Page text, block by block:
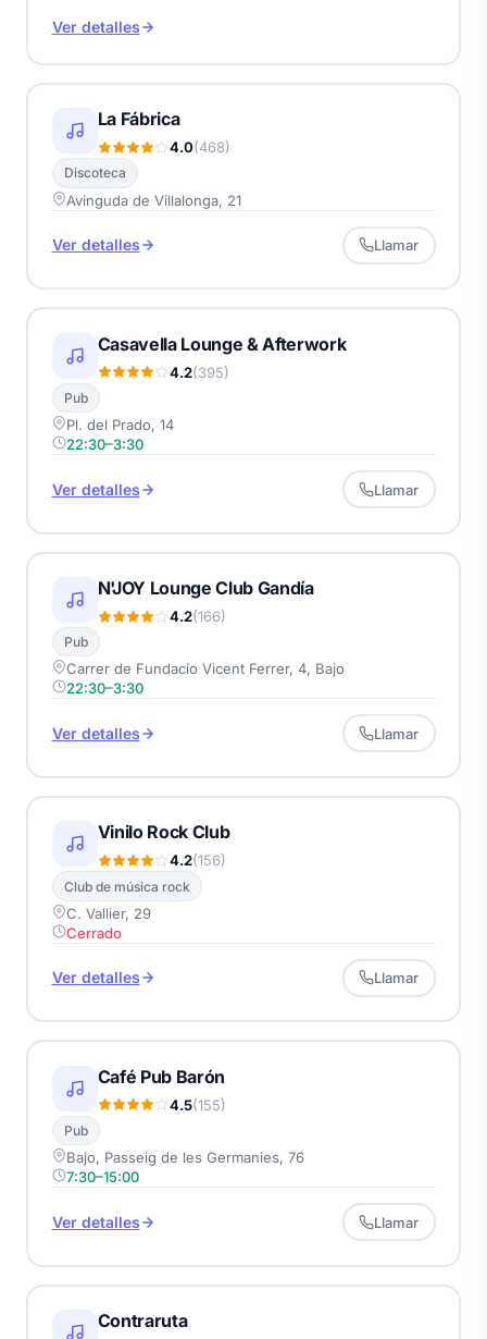
Ver detalles
La Fábrica
4.0(468)
Discoteca
Avinguda de Villalonga, 21
Ver detalles Llamar
Casavella Lounge & Afterwork
4.2(395)
Pub
Pl. del Prado, 14
22:30–3:30
Ver detalles Llamar
N'JOY Lounge Club Gandía
4.2(166)
Pub
Carrer de Fundacio Vicent Ferrer, 4, Bajo
22:30–3:30
Ver detalles Llamar
Vinilo Rock Club
4.2(156)
Club de música rock
C. Vallier, 29
Cerrado
Ver detalles Llamar
Café Pub Barón
4.5(155)
Pub
Bajo, Passeig de les Germanies, 76
7:30–15:00
Ver detalles Llamar
Contraruta